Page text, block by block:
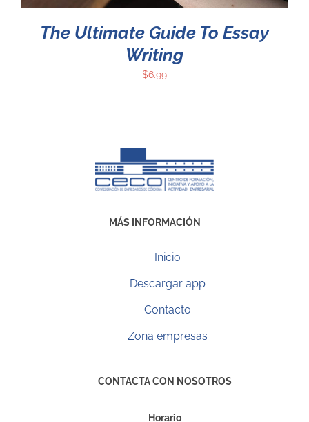
The Ultimate Guide To Essay
Writing
$6.99
MÁS INFORMACIÓN
Inicio
Descargar app
Contacto
Zona empresas
CONTACTA CON NOSOTROS
Horario